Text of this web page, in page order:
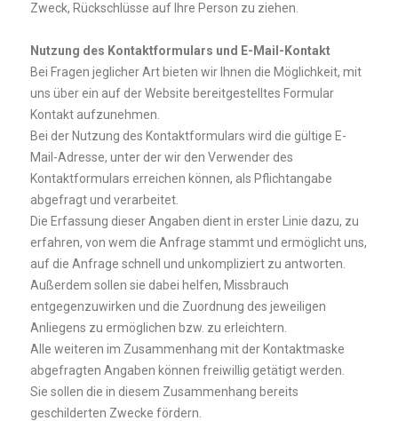
Zweck, Rückschlüsse auf Ihre Person zu ziehen.
Nutzung des Kontaktformulars und E-Mail-Kontakt
Bei Fragen jeglicher Art bieten wir Ihnen die Möglichkeit, mit
uns über ein auf der Website bereitgestelltes Formular
Kontakt aufzunehmen.
Bei der Nutzung des Kontaktformulars wird die gültige E-
Mail-Adresse, unter der wir den Verwender des
Kontaktformulars erreichen können, als Pflichtangabe
abgefragt und verarbeitet.
Die Erfassung dieser Angaben dient in erster Linie dazu, zu
erfahren, von wem die Anfrage stammt und ermöglicht uns,
auf die Anfrage schnell und unkompliziert zu antworten.
Außerdem sollen sie dabei helfen, Missbrauch
entgegenzuwirken und die Zuordnung des jeweiligen
Anliegens zu ermöglichen bzw. zu erleichtern.
Alle weiteren im Zusammenhang mit der Kontaktmaske
abgefragten Angaben können freiwillig getätigt werden.
Sie sollen die in diesem Zusammenhang bereits
geschilderten Zwecke fördern.